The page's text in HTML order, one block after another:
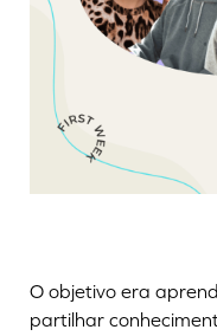
O objetivo era
partilhar